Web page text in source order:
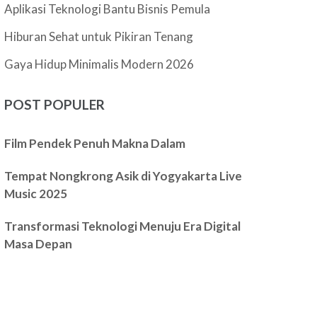
Aplikasi Teknologi Bantu Bisnis Pemula
Hiburan Sehat untuk Pikiran Tenang
Gaya Hidup Minimalis Modern 2026
POST POPULER
Film Pendek Penuh Makna Dalam
Tempat Nongkrong Asik di Yogyakarta Live
Music 2025
Transformasi Teknologi Menuju Era Digital
Masa Depan